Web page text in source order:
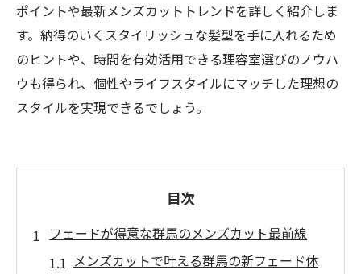
ポイントや最新メンズカットトレンドを詳しく紹介しま
す。納得のいくスタイリッシュな髪型を手に入れるため
のヒントや、時間を有効活用できる理容室選びのノウハ
ウも得られ、個性やライフスタイルにマッチした理想の
スタイルを実現できるでしょう。
目次
フェードが得意な群馬のメンズカット最前線
メンズカットで叶える群馬の新フェード体